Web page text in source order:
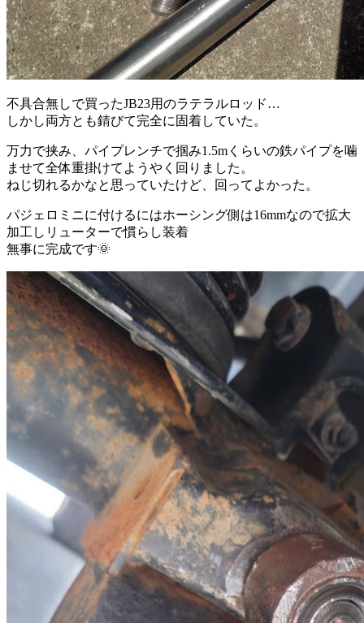
不具合無しで買ったJB23用のラテラルロッド…
しかし両方とも錆びて完全に固着していた。
万力で挟み、パイプレンチで掴み1.5mくらいの鉄パイプを噛
ませて全体重掛けてようやく回りました。
ねじ切れるかなと思っていたけど、回ってよかった。
パジェロミニに付けるにはホーシング側は16mmなので拡大
加工しリューターで慣らし装着
無事に完成です🌞